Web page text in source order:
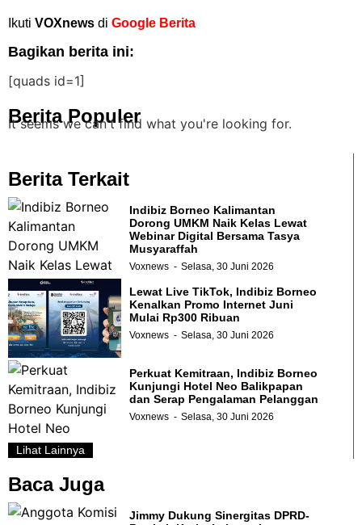
Ikuti VOXnews di Google Berita
Bagikan berita ini:
[quads id=1]
Berita Populer
It seems we can't find what you're looking for.
Berita Terkait
Indibiz Borneo Kalimantan
Dorong UMKM Naik Kelas Lewat
Webinar Digital Bersama Tasya
Musyaraffah
Voxnews Selasa, 30 Juni 2026
Lewat Live TikTok, Indibiz Borneo
Kenalkan Promo Internet Juni
Mulai Rp300 Ribuan
Voxnews Selasa, 30 Juni 2026
Perkuat Kemitraan, Indibiz Borneo
Kunjungi Hotel Neo Balikpapan
dan Serap Pengalaman Pelanggan
Voxnews Selasa, 30 Juni 2026
Lihat Lainnya
Baca Juga
Jimmy Dukung Sinergitas DPRD-